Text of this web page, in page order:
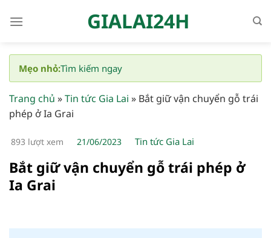
qua
dung
GIALAI24H
Mẹo nhỏ:Tìm kiếm ngay
Trang chủ »Tin tức Gia Lai » Bắt giữ vận chuyển gỗ trái
phép ở Ia Grai
893 lượt xem 21/06/2023 Tin tức Gia Lai
Bắt giữ vận chuyển gỗ trái phép ở
Ia Grai